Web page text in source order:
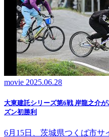
movie 2025.06.28
大東建託シリーズ第6戦 岸龍之介
ズン初勝利
6月15日、茨城県つくば市サ